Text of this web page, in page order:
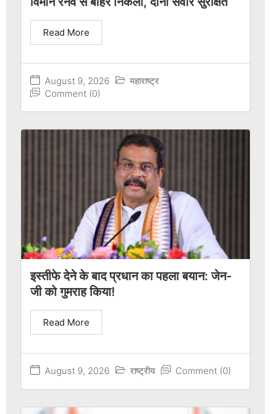
August 9, 2026
महाराष्ट्र
Comment (0)
Read More
इस्तीफे देने के बाद प्रधान का पहला बयान: जेन-
जी को गुमराह किया!
August 9, 2026 राष्ट्रीय Comment (0)
Read More